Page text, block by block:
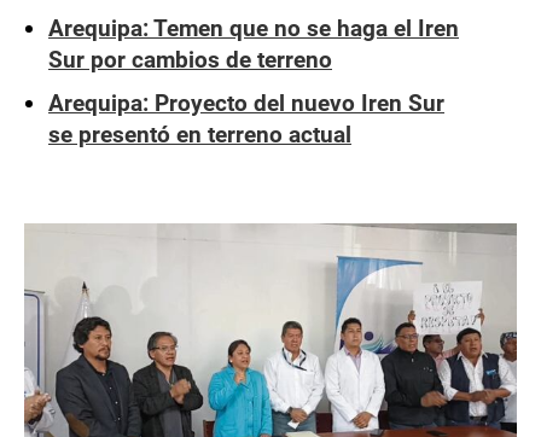
Arequipa: Temen que no se haga el Iren
Sur por cambios de terreno
Arequipa: Proyecto del nuevo Iren Sur
se presentó en terreno actual